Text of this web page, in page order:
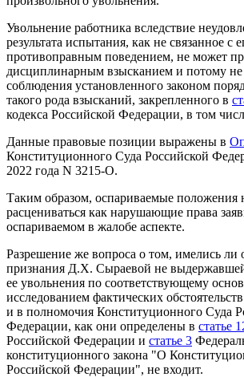
Увольнение работника вследствие
результата испытания, как не связанное с
противоправным поведением, не может
дисциплинарным взысканием и потому не
соблюдения установленного законом
такого рода взысканий, закрепленного в
кодекса Российской Федерации, в том
Данные правовые позиции выражены в
Конституционного Суда Российской
2022 года N 3215-О.
Таким образом, оспариваемые положения
расцениваться как нарушающие права
оспариваемом в жалобе аспекте.
Разрешение же вопроса о том, имелись ли
признания Д.Х. Сыраевой не
ее увольнения по соответствующему
исследованием фактических
и в полномочия Конституционного Суда
Федерации, как они определены в статье
Российской Федерации и статье 3
конституционного закона "О
Российской Федерации", не входит.